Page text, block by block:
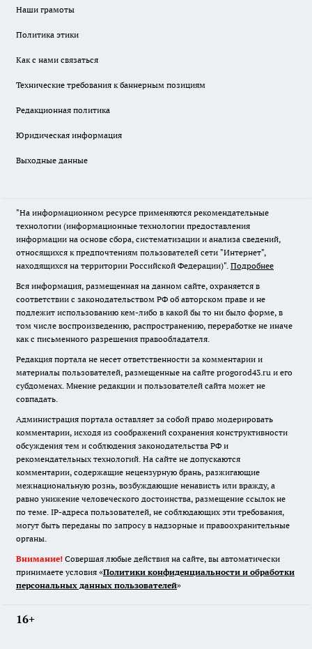
Наши грамоты
Политика этики
Как с нами связаться
Технические требования к баннерным позициям
Редакционная политика
Юридическая информация
Выходные данные
"На информационном ресурсе применяются рекомендательные
технологии (информационные технологии предоставления
информации на основе сбора, систематизации и анализа сведений,
относящихся к предпочтениям пользователей сети "Интернет",
находящихся на территории Российской Федерации)". Подробнее
Вся информация, размещенная на данном сайте, охраняется в
соответствии с законодательством РФ об авторском праве и не
подлежит использованию кем-либо в какой бы то ни было форме, в
том числе воспроизведению, распространению, переработке не иначе
как с письменного разрешения правообладателя.
Редакция портала не несет ответственности за комментарии и
материалы пользователей, размещенные на сайте progorod43.ru и его
субдоменах. Мнение редакции и пользователей сайта может не
совпадать.
Администрация портала оставляет за собой право модерировать
комментарии, исходя из соображений сохранения конструктивности
обсуждения тем и соблюдения законодательства РФ и
рекомендательных технологий. На сайте не допускаются
комментарии, содержащие нецензурную брань, разжигающие
межнациональную рознь, возбуждающие ненависть или вражду, а
равно унижение человеческого достоинства, размещение ссылок не
по теме. IP-адреса пользователей, не соблюдающих эти требования,
могут быть переданы по запросу в надзорные и правоохранительные
органы.
Внимание! Совершая любые действия на сайте, вы автоматически
принимаете условия «Политики конфиденциальности и обработки
персональных данных пользователей»
16+